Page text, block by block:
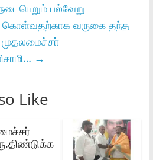
பல்வேறு
கொள்வதற்காக வருகை தந்த
முதலமைச்சா்‌
→
Like